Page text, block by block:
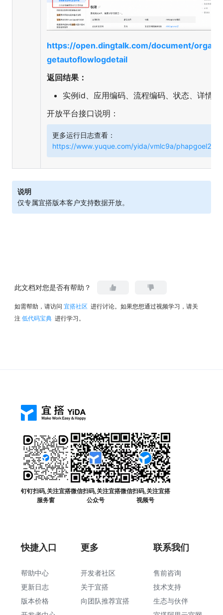
https://open.dingtalk.com/document/
getautoflowlogdetail
返回结果：
实例id、应用编码、流程编码、状态、详情id
开放平台接口说明：
更多运行日志查看：
https://www.yuque.com/yida/vmlc9a/
说明
仅专属宜搭版本客户支持数据开放。
此文档对您是否有帮助？
如需帮助，请访问 宜搭社区 进行讨论。如果您想通过视频学习，请关
注 低代码宝典 进行学习。
钉钉扫码,关注宜搭
服务窗
微信扫码,关注宜搭
公众号
微信扫码,关注宜搭
视频号
快捷入口
帮助中心
更新日志
版本价格
更多
开发者社区
关于宜搭
向团队推荐宜搭
联系我们
售前咨询
技术支持
生态与伙伴